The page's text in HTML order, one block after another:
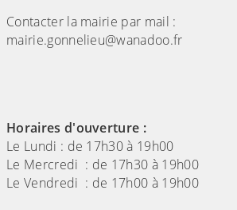
Contacter la mairie par mail :
mairie.gonnelieu@wanadoo.fr
Horaires d'ouverture :
Le Lundi : de 17h30 à 19h00
Le Mercredi : de 17h30 à 19h00
Le Vendredi : de 17h00 à 19h00